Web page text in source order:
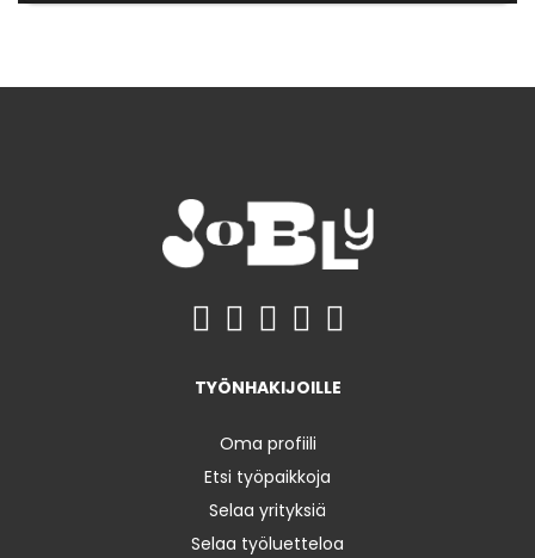
TYÖNHAKIJOILLE
Oma profiili
Etsi työpaikkoja
Selaa yrityksiä
Selaa työluetteloa